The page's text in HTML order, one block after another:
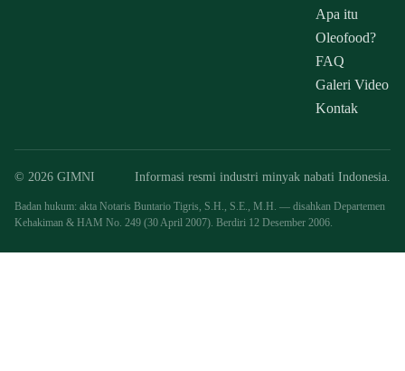
Apa itu
Oleofood?
FAQ
Galeri Video
Kontak
© 2026 GIMNI Informasi resmi industri minyak nabati Indonesia.
Badan hukum: akta Notaris Buntario Tigris, S.H., S.E., M.H. — disahkan Departemen
Kehakiman & HAM No. 249 (30 April 2007). Berdiri 12 Desember 2006.